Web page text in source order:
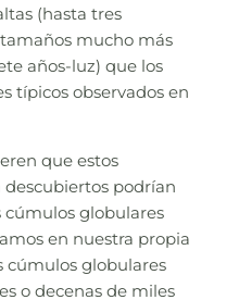
(hasta tres
mucho más
años-luz) que los
típicos observados en
que estos
podrían
cúmulos globulares
en nuestra propia
cúmulos globulares
o decenas de miles